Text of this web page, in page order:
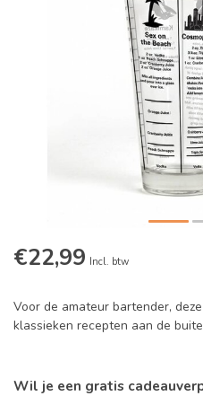
€22,99 Incl. btw
Voor de amateur bartender,
klassieken recepten aan de
Wil je een gratis